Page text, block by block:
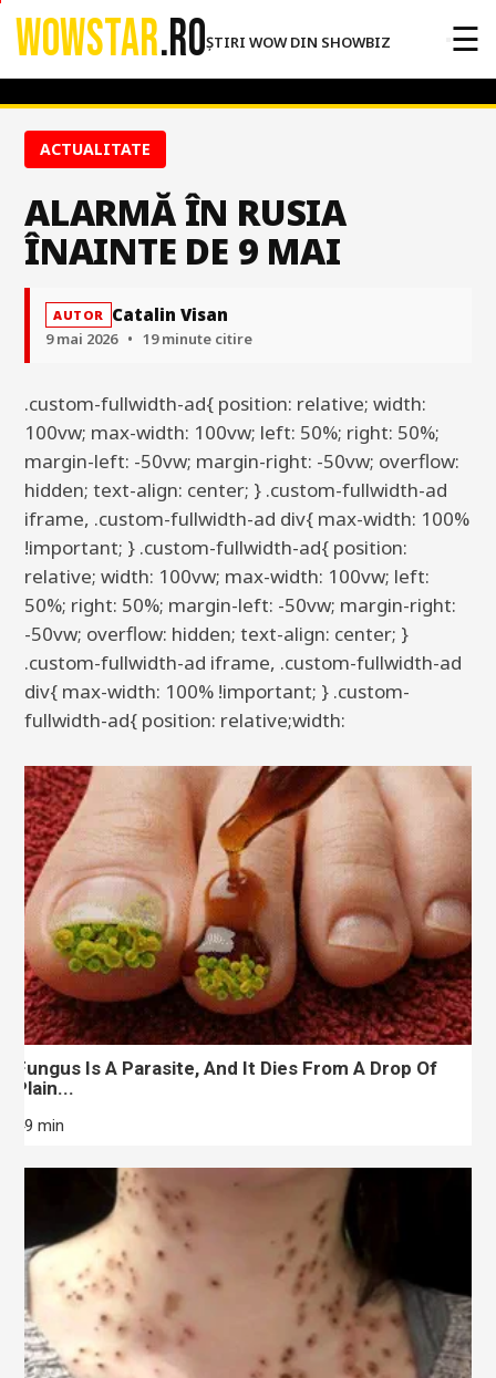
WOWSTAR.ROȘTIRI WOW DIN SHOWBIZ ☰
ACTUALITATE
ALARMĂ ÎN RUSIA
ÎNAINTE DE 9 MAI
AUTOR Catalin Visan
9 mai 2026 • 19 minute citire
.custom-fullwidth-ad{ position: relative; width:
100vw; max-width: 100vw; left: 50%; right: 50%;
margin-left: -50vw; margin-right: -50vw; overflow:
hidden; text-align: center; } .custom-fullwidth-ad
iframe, .custom-fullwidth-ad div{ max-width: 100%
!important; } .custom-fullwidth-ad{ position:
relative; width: 100vw; max-width: 100vw; left:
50%; right: 50%; margin-left: -50vw; margin-right:
-50vw; overflow: hidden; text-align: center; }
.custom-fullwidth-ad iframe, .custom-fullwidth-ad
div{ max-width: 100% !important; } .custom-
fullwidth-ad{ position: relative;width:
Fungus Is A Parasite, And It Dies From A Drop Of
Plain...
49 min